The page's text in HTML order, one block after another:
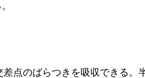
点のばらつきを吸収できる。